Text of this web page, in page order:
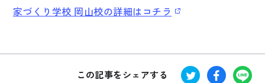
家づくり学校 岡山校の詳細はコチラ
この記事をシェアする